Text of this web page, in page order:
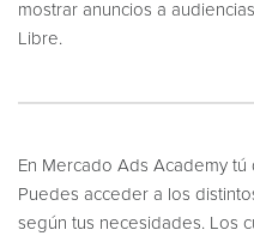
mostrar anuncios a
Libre.
En Mercado Ads Academy
Puedes acceder a los
según tus necesidades. Los